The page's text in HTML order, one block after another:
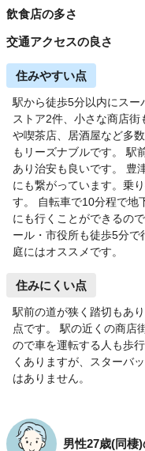
飲食店の多さ
交通アクセスの良さ
住みやすい点
駅から徒歩5分以内にス
ストア2件、小さな商店
や喫茶店、居酒屋など多
もリーズナブルです。 駅
あり治安も良いです。 豊
にも繋がっています。乗
す。 自転車で10分程で地
にも行くことができるの
ール・市役所も徒歩5分
庭にはオススメです。
住みにくい点
駅前の道が狭く踏切もあ
点です。 駅の近くの商店
ので車を運転する人も歩
くありますが、スターバ
はありません。
男性27歳(同棲